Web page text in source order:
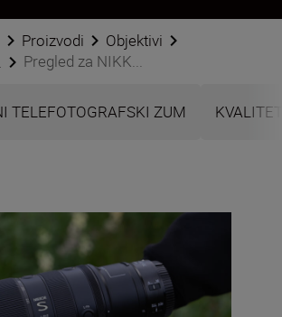
Proizvodi
Objektivi
Pregled za NIKK...
TELEFOTOGRAFSKI ZUM